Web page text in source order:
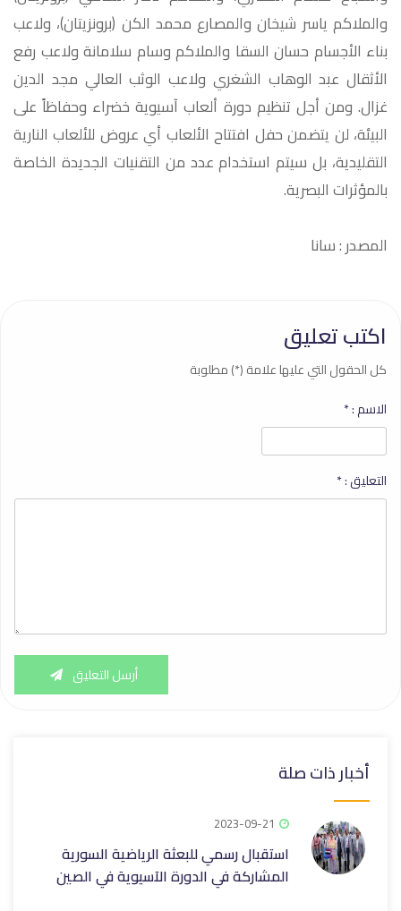
والملاكم ياسر شيخان والمصارع محمد الكن (برونزيتان)، ولاعب
بناء الأجسام حسان السقا والملاكم وسام سلامانة ولاعب رفع
الأثقال عبد الوهاب الشغري ولاعب الوثب العالي مجد الدين
غزال. ومن أجل تنظيم دورة ألعاب آسيوية خضراء وحفاظاً على
البيئة، لن يتضمن حفل افتتاح الألعاب أي عروض للألعاب النارية
التقليدية، بل سيتم استخدام عدد من التقنيات الجديدة الخاصة
بالمؤثرات البصرية.
المصدر : سانا
اكتب تعليق
كل الحقول التي عليها علامة (*) مطلوبة
الاسم :*
التعليق :*
أرسل التعليق
أخبار ذات صلة
2023-09-21
استقبال رسمي للبعثة الرياضية السورية
المشاركة في الدورة الآسيوية في الصين